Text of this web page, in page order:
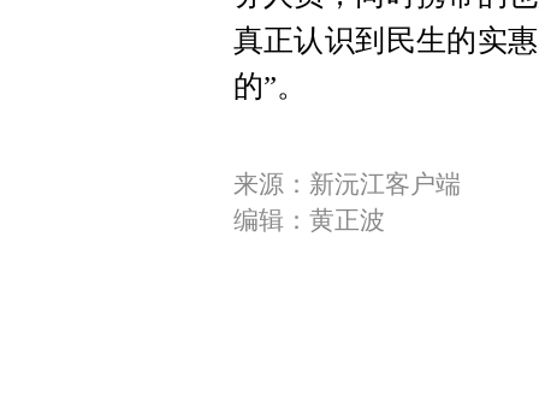
真正认识到民生的实
的”。
来源：新沅江客户端
编辑：黄正波